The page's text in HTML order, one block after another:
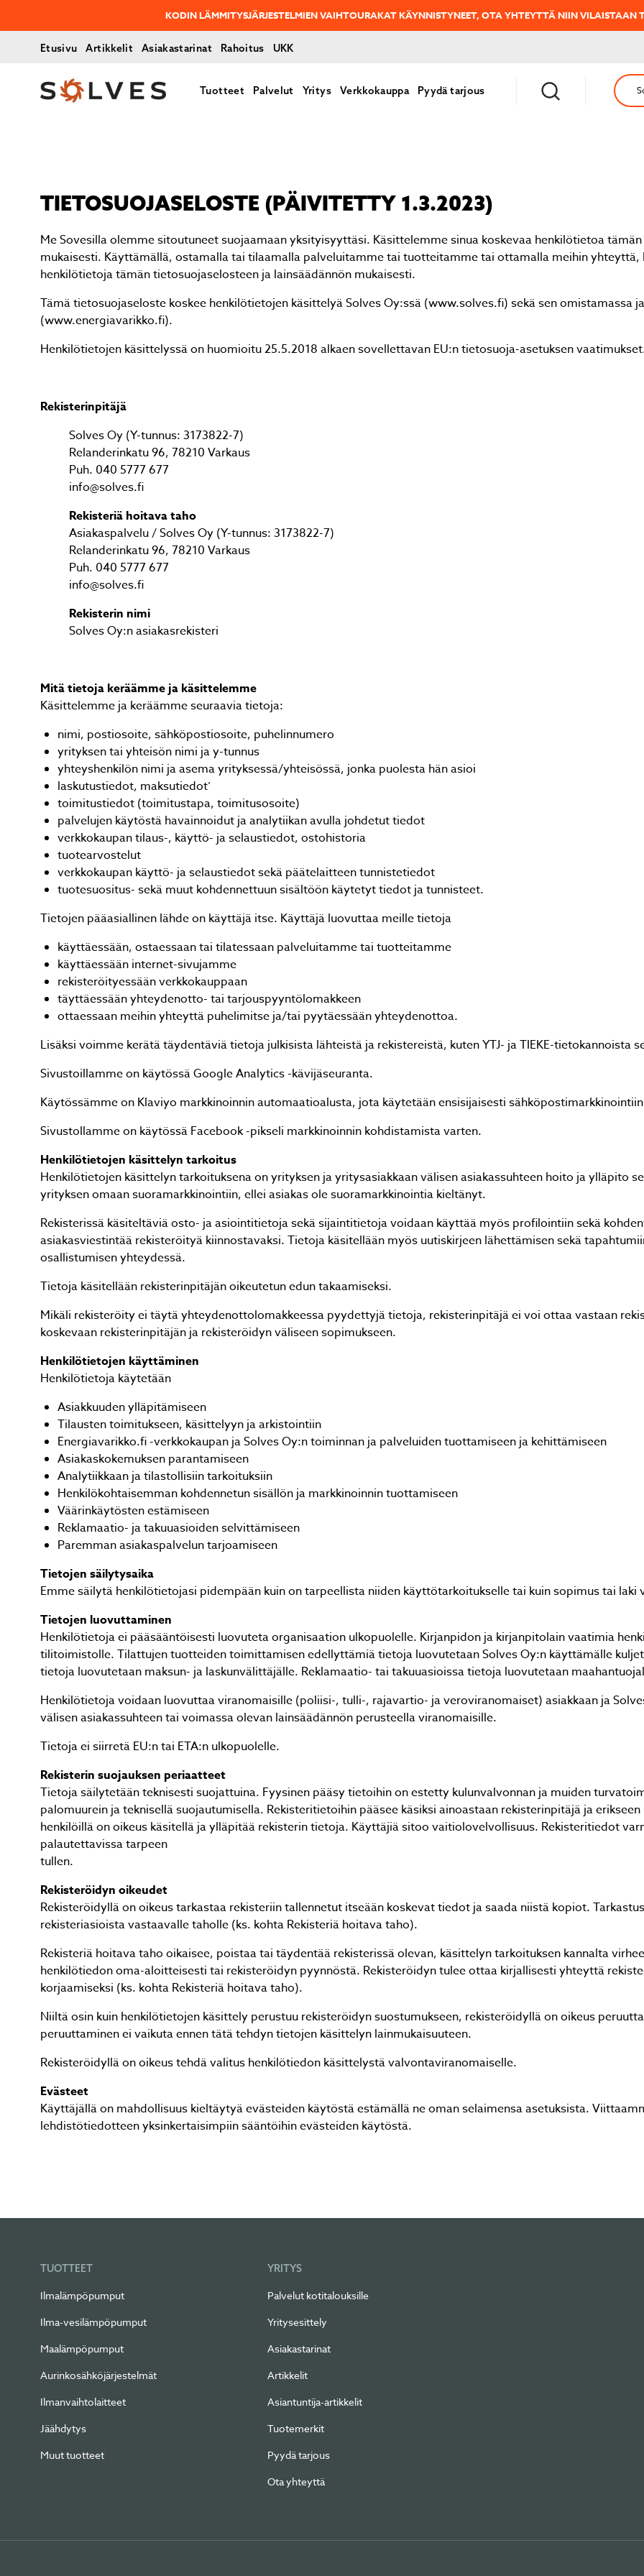
KUSTANNUSTEHOKAS GREE SP-X NORDIC -UUTUUS LÄMMITTÄÄ -35C PAKKASILLE!
Etusivu Artikkelit Asiakastarinat Rahoitus UKK
Tuotteet Palvelut Yritys Verkkokauppa Pyydä tarjous
TIE­TO­SUO­JA­SE­LOS­TE (PÄIVITETTY 1.3.2023)
Me Sovesilla olemme sitoutuneet suojaamaan yksityisyyttäsi. Käsittelemme sinua koskevaa henkilötietoa
mukaisesti. Käyttämällä, ostamalla tai tilaamalla palveluitamme tai tuotteitamme tai ottamalla meihin
henkilötietoja tämän tietosuojaselosteen ja lainsäädännön mukaisesti.
Tämä tietosuojaseloste koskee henkilötietojen käsittelyä Solves Oy:ssä (www.solves.fi) sekä sen omistamassa
(www.energiavarikko.fi).
Henkilötietojen käsittelyssä on huomioitu 25.5.2018 alkaen sovellettavan EU:n tietosuoja-asetuksen
Rekisterinpitäjä
Solves Oy (Y-tunnus: 3173822-7)
Relanderinkatu 96, 78210 Varkaus
Puh. 040 5777 677
info@solves.fi
Rekisteriä hoitava taho
Asiakaspalvelu / Solves Oy (Y-tunnus: 3173822-7)
Relanderinkatu 96, 78210 Varkaus
Puh. 040 5777 677
info@solves.fi
Rekisterin nimi
Solves Oy:n asiakasrekisteri
Mitä tietoja keräämme ja käsittelemme
Käsittelemme ja keräämme seuraavia tietoja:
nimi, postiosoite, sähköpostiosoite, puhelinnumero
yrityksen tai yhteisön nimi ja y-tunnus
yhteyshenkilön nimi ja asema yrityksessä/yhteisössä, jonka puolesta hän asioi
laskutustiedot, maksutiedot’
toimitustiedot (toimitustapa, toimitusosoite)
palvelujen käytöstä havainnoidut ja analytiikan avulla johdetut tiedot
verkkokaupan tilaus-, käyttö- ja selaustiedot, ostohistoria
tuotearvostelut
verkkokaupan käyttö- ja selaustiedot sekä päätelaitteen tunnistetiedot
tuotesuositus- sekä muut kohdennettuun sisältöön käytetyt tiedot ja tunnisteet.
Tietojen pääasiallinen lähde on käyttäjä itse. Käyttäjä luovuttaa meille tietoja
käyttäessään, ostaessaan tai tilatessaan palveluitamme tai tuotteitamme
käyttäessään internet-sivujamme
rekisteröityessään verkkokauppaan
täyttäessään yhteydenotto- tai tarjouspyyntölomakkeen
ottaessaan meihin yhteyttä puhelimitse ja/tai pyytäessään yhteydenottoa.
Lisäksi voimme kerätä täydentäviä tietoja julkisista lähteistä ja rekistereistä, kuten YTJ- ja TIEKE-
Sivustoillamme on käytössä Google Analytics -kävijäseuranta.
Käytössämme on Klaviyo markkinoinnin automaatioalusta, jota käytetään ensisijaisesti
Sivustollamme on käytössä Facebook -pikseli markkinoinnin kohdistamista varten.
Henkilötietojen käsittelyn tarkoitus
Henkilötietojen käsittelyn tarkoituksena on yrityksen ja yritysasiakkaan välisen asiakassuhteen hoito ja ylläpito
yrityksen omaan suoramarkkinointiin, ellei asiakas ole suoramarkkinointia kieltänyt.
Rekisterissä käsiteltäviä osto- ja asiointitietoja sekä sijaintitietoja voidaan käyttää myös profilointiin sekä
asiakasviestintää rekisteröityä kiinnostavaksi. Tietoja käsitellään myös uutiskirjeen lähettämisen sekä
osallistumisen yhteydessä.
Tietoja käsitellään rekisterinpitäjän oikeutetun edun takaamiseksi.
Mikäli rekisteröity ei täytä yhteydenottolomakkeessa pyydettyjä tietoja, rekisterinpitäjä ei voi ottaa vastaan
koskevaan rekisterinpitäjän ja rekisteröidyn väliseen sopimukseen.
Henkilötietojen käyttäminen
Henkilötietoja käytetään
Asiakkuuden ylläpitämiseen
Tilausten toimitukseen, käsittelyyn ja arkistointiin
Energiavarikko.fi -verkkokaupan ja Solves Oy:n toiminnan ja palveluiden tuottamiseen ja kehittämiseen
Asiakaskokemuksen parantamiseen
Analytiikkaan ja tilastollisiin tarkoituksiin
Henkilökohtaisemman kohdennetun sisällön ja markkinoinnin tuottamiseen
Väärinkäytösten estämiseen
Reklamaatio- ja takuuasioiden selvittämiseen
Paremman asiakaspalvelun tarjoamiseen
Tietojen säilytysaika
Emme säilytä henkilötietojasi pidempään kuin on tarpeellista niiden käyttötarkoitukselle tai kuin sopimus tai laki
Tietojen luovuttaminen
Henkilötietoja ei pääsääntöisesti luovuteta organisaation ulkopuolelle. Kirjanpidon ja kirjanpitolain vaatimia
tilitoimistolle. Tilattujen tuotteiden toimittamisen edellyttämiä tietoja luovutetaan Solves Oy:n käyttämälle
tietoja luovutetaan maksun- ja laskunvälittäjälle. Reklamaatio- tai takuuasioissa tietoja luovutetaan
Henkilötietoja voidaan luovuttaa viranomaisille (poliisi-, tulli-, rajavartio- ja veroviranomaiset) asiakkaan ja
välisen asiakassuhteen tai voimassa olevan lainsäädännön perusteella viranomaisille.
Tietoja ei siirretä EU:n tai ETA:n ulkopuolelle.
Rekisterin suojauksen periaatteet
Tietoja säilytetään teknisesti suojattuina. Fyysinen pääsy tietoihin on estetty kulunvalvonnan ja muiden
palomuurein ja teknisellä suojautumisella. Rekisteritietoihin pääsee käsiksi ainoastaan rekisterinpitäjä ja
henkilöillä on oikeus käsitellä ja ylläpitää rekisterin tietoja. Käyttäjiä sitoo vaitiolovelvollisuus. Rekisteritiedot
palautettavissa tarpeen
tullen.
Rekisteröidyn oikeudet
Rekisteröidyllä on oikeus tarkastaa rekisteriin tallennetut itseään koskevat tiedot ja saada niistä kopiot.
rekisteriasioista vastaavalle taholle (ks. kohta Rekisteriä hoitava taho).
Rekisteriä hoitava taho oikaisee, poistaa tai täydentää rekisterissä olevan, käsittelyn tarkoituksen kannalta
henkilötiedon oma-aloitteisesti tai rekisteröidyn pyynnöstä. Rekisteröidyn tulee ottaa kirjallisesti yhteyttä
korjaamiseksi (ks. kohta Rekisteriä hoitava taho).
Niiltä osin kuin henkilötietojen käsittely perustuu rekisteröidyn suostumukseen, rekisteröidyllä on oikeus
peruuttaminen ei vaikuta ennen tätä tehdyn tietojen käsittelyn lainmukaisuuteen.
Rekisteröidyllä on oikeus tehdä valitus henkilötiedon käsittelystä valvontaviranomaiselle.
Evästeet
Käyttäjällä on mahdollisuus kieltäytyä evästeiden käytöstä estämällä ne oman selaimensa asetuksista.
lehdistötiedotteen yksinkertaisimpiin sääntöihin evästeiden käytöstä.
TUOTTEET
Ilmalämpöpumput
Ilma-vesilämpöpumput
Maalämpöpumput
Aurinkosähköjärjestelmät
Ilmanvaihtolaitteet
Jäähdytys
Muut tuotteet
YRITYS
Palvelut kotitalouksille
Yritysesittely
Asiakastarinat
Artikkelit
Asiantuntija-artikkelit
Tuotemerkit
Pyydä tarjous
Ota yhteyttä
Jäikö sinulla kysyttävää?
Lähetä kysymyksesi helposti tämän lomakkeen avulla
Hyvin meni kuten sovittiin. 👍
Ilmalämpöpumpun asennus. Ammattitaitoinen asentaja. Vanhaan
rintamamiestaloon asennus. Ei voi kuin kehua. Olemme todella
tyytyväisiä Solvesin asentajaan. Sari ja Jari Väätänen
Page
3
Jäikö sinulla kysyttävää?
Lähetä kysymyksesi helposti tämän lomakkeen avulla
Hyvin meni kuten sovittiin. 👍
Ilmalämpöpumpun asennus. Ammattitaitoinen asentaja. Vanhaan
rintamamiestaloon asennus. Ei voi kuin kehua. Olemme todella
tyytyväisiä Solvesin asentajaan. Sari ja Jari Väätänen
Page
3